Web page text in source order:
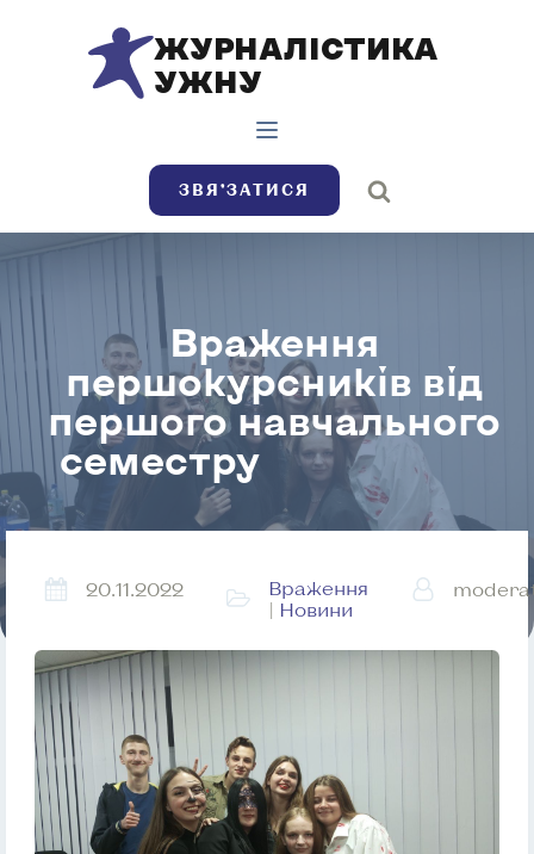
ЖУРНАЛІСТИКА
УЖНУ
ЗВЯ’ЗАТИСЯ
Враження
першокурсників від
першого навчального
семестру
20.11.2022
Враження
| Новини